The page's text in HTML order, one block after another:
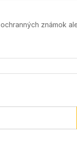
známok